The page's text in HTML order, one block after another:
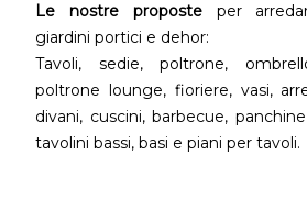
Le nostre proposteper
giardini portici e dehor:
Tavoli, sedie, poltrone,
poltrone lounge, fioriere, vasi,
divani, cuscini, barbecue,
tavolini bassi, basi e piani per tavoli.